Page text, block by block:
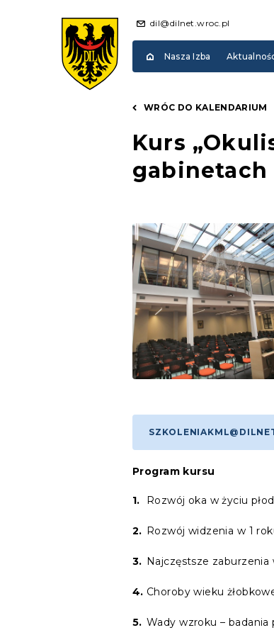
dil@dilnet.wroc.pl
Nasza Izba
WRÓC DO KALENDARIUM
Kurs
gabinetach
Program kursu
Rozwój oka w życiu
Rozwój widzenia w 1
Najczęstsze zaburzenia
Choroby wieku
Wady wzroku – badania